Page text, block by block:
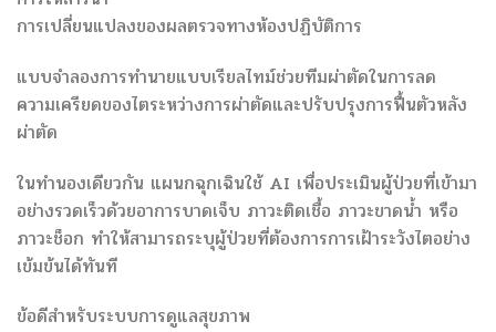
การเปลี่ยนแปลงของผลตรวจทางห้องปฏิบัติการ
แบบจำลองการทำนายแบบเรียลไทม์ช่วยทีมผ่าตัดในการลด
ความเครียดของไตระหว่างการผ่าตัดและปรับปรุงการฟื้นตัวหลัง
ผ่าตัด
ในทำนองเดียวกัน แผนกฉุกเฉินใช้ AI เพื่อประเมินผู้ป่วยที่เข้ามา
อย่างรวดเร็วด้วยอาการบาดเจ็บ ภาวะติดเชื้อ ภาวะขาดน้ำ หรือ
ภาวะช็อก ทำให้สามารถระบุผู้ป่วยที่ต้องการการเฝ้าระวังไตอย่าง
เข้มข้นได้ทันที
ข้อดีสำหรับระบบการดูแลสุขภาพ